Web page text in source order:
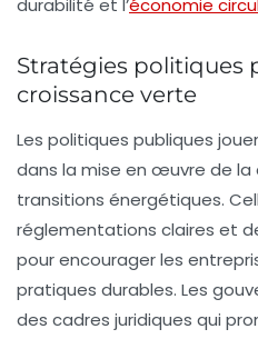
durabilité et l’économie
Stratégies politiques
croissance verte
Les politiques publiques
dans la mise en œuvre de
transitions énergétiques.
réglementations claires et
pour encourager les
pratiques durables. Les
des cadres juridiques qui